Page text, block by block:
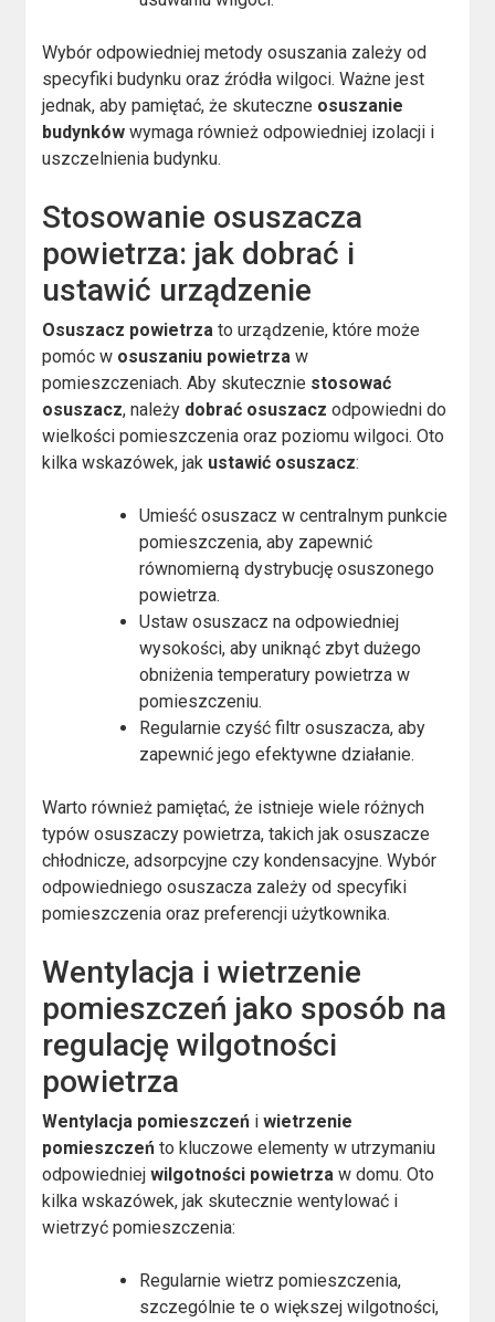
Wybór odpowiedniej metody osuszania zależy od
specyfiki budynku oraz źródła wilgoci. Ważne jest
jednak, aby pamiętać, że skuteczne osuszanie
budynków wymaga również odpowiedniej izolacji i
uszczelnienia budynku.
Stosowanie osuszacza
powietrza: jak dobrać i
ustawić urządzenie
Osuszacz powietrza to urządzenie, które może
pomóc w osuszaniu powietrza w
pomieszczeniach. Aby skutecznie stosować
osuszacz, należy dobrać osuszacz odpowiedni do
wielkości pomieszczenia oraz poziomu wilgoci. Oto
kilka wskazówek, jak ustawić osuszacz:
Umieść osuszacz w centralnym punkcie
pomieszczenia, aby zapewnić
równomierną dystrybucję osuszonego
powietrza.
Ustaw osuszacz na odpowiedniej
wysokości, aby uniknąć zbyt dużego
obniżenia temperatury powietrza w
pomieszczeniu.
Regularnie czyść filtr osuszacza, aby
zapewnić jego efektywne działanie.
Warto również pamiętać, że istnieje wiele różnych
typów osuszaczy powietrza, takich jak osuszacze
chłodnicze, adsorpcyjne czy kondensacyjne. Wybór
odpowiedniego osuszacza zależy od specyfiki
pomieszczenia oraz preferencji użytkownika.
Wentylacja i wietrzenie
pomieszczeń jako sposób na
regulację wilgotności
powietrza
Wentylacja pomieszczeń iwietrzenie
pomieszczeń to kluczowe elementy w utrzymaniu
odpowiedniejwilgotności powietrza w domu. Oto
kilka wskazówek, jak skutecznie wentylować i
wietrzyć pomieszczenia:
Regularnie wietrz pomieszczenia,
szczególnie te o większej wilgotności,